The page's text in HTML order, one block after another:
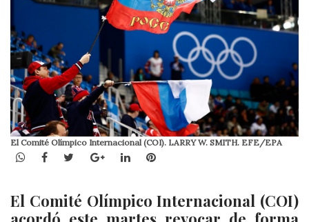
El Comité Olímpico Internacional (COI). LARRY W. SMITH. EFE/EPA
WhatsApp
Facebook
TwitterGoogle+LinkedInPinterest
El Comité Olímpico Internacional (COI)